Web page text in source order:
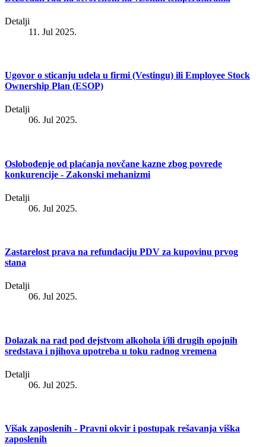
Detalji
11. Jul 2025.
Ugovor o sticanju udela u firmi (Vestingu) ili Employee Stock
Ownership Plan (ESOP)
Detalji
06. Jul 2025.
Oslobođenje od plaćanja novčane kazne zbog povrede
konkurencije - Zakonski mehanizmi
Detalji
06. Jul 2025.
Zastarelost prava na refundaciju PDV za kupovinu prvog
stana
Detalji
06. Jul 2025.
Dolazak na rad pod dejstvom alkohola i/ili drugih opojnih
sredstava i njihova upotreba u toku radnog vremena
Detalji
06. Jul 2025.
Višak zaposlenih - Pravni okvir i postupak rešavanja viška
zaposlenih